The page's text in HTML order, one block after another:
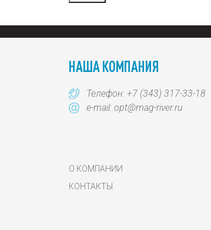
НАША КОМПАНИЯ
Телефон: +7 (343) 317-33-18
e-mail: opt@mag-river.ru
О КОМПАНИИ
КОНТАКТЫ